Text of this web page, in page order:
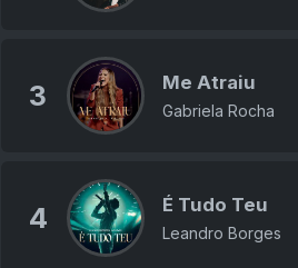
3 Me Atraiu
Gabriela Rocha
4 É Tudo Teu
Leandro Borges